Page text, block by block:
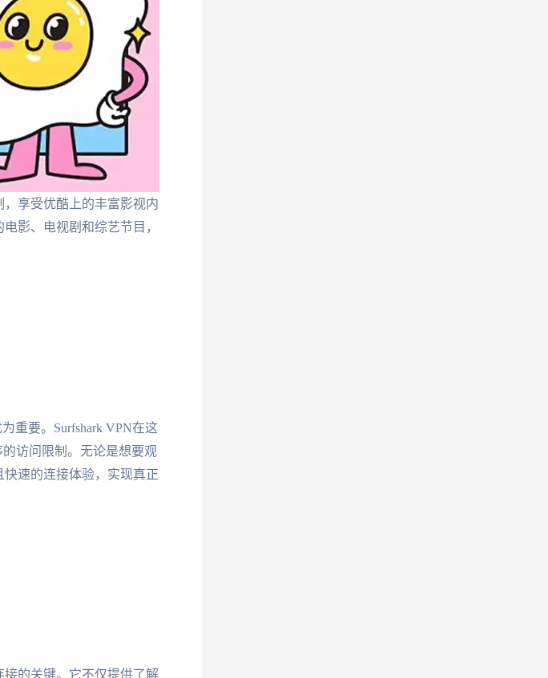
，享受优酷上的丰富影视内
影、电视剧和综艺节目，
重要。Surfshark VPN在这
访问限制。无论是想要观
快速的连接体验，实现真正
接的关键。它不仅提供了解